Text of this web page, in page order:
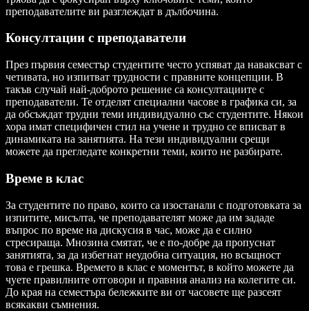
преподавателите ви разглеждат в дълбочина.
Консултации с преподаватели
През първия семестър студентите често успяват да наваксват с
четивата, но изпитват трудности с правните концепции. В
такъв случай най-доброто решение са консултациите с
преподаватели. Те отделят специални часове в графика си, за
да обсъждат трудни теми индивидуално със студентите. Някои
хора имат специфичен стил на учене и трудно се вписват в
динамиката на занятията. На тези индивидуални срещи
можете да прегледате конкретни теми, които не разбирате.
Време в клас
За студентите по право, които са изостанали с подготовката за
изпитите, мисълта, че преподавателят може да им зададе
въпрос по време на дискусия в час, може да е силно
стресираща. Мнозина смятат, че е по-добре да пропуснат
занятията, за да избегнат неудобна ситуация, но всъщност
това е грешка. Времето в клас е моментът, в който можете да
чуете правилните отговори и правния анализ на колегите си.
До края на семестъра бележките ви от часовете ще разсеят
всякакви съмнения.